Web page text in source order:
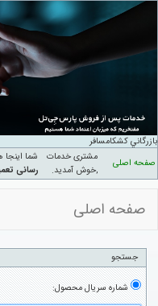
کشکامسافر
صفحه اصلی
مشتری خدمات
,خوش آمدید.
شما
رسانی
صفحه اصلی
جستجو
شماره سریال محصول: